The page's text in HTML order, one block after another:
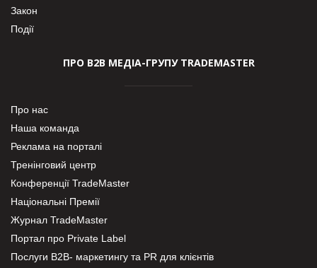
Закон
Події
ПРО В2В МЕДІА-ГРУПУ TRADEMASTER
Про нас
Наша команда
Реклама на порталі
Тренінговий центр
Конференції TradeMaster
Національні Премії
Журнал TradeMaster
Портал про Private Label
Послуги В2В- маркетингу та PR для клієнтів